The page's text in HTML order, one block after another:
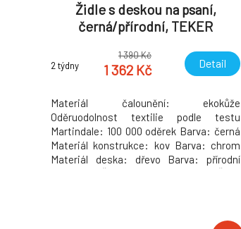
Židle s deskou na psaní,
černá/přírodní, TEKER
2 týdny
1 390 Kč
1 362 Kč Detail
Materiál čalounění: ekokůže
Oděruodolnost textilie podle testu
Martindale: 100 000 oděrek Barva: černá
Materiál konstrukce: kov Barva: chrom
Materiál deska: dřevo Barva: přírodní